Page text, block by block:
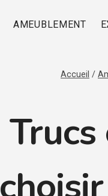
AMEUBLEMENT
Accueil /